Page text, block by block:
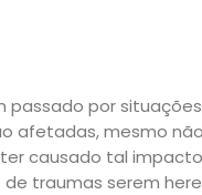
por
afetadas, mesmo
causado tal
traumas serem